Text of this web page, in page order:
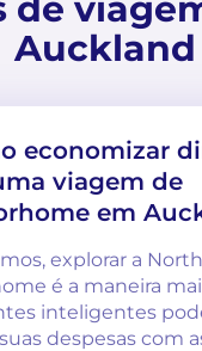
Auckland
economizar
viagem de
em
explorar a
é a maneira
inteligentes
despesas com